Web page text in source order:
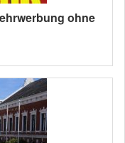
ohne